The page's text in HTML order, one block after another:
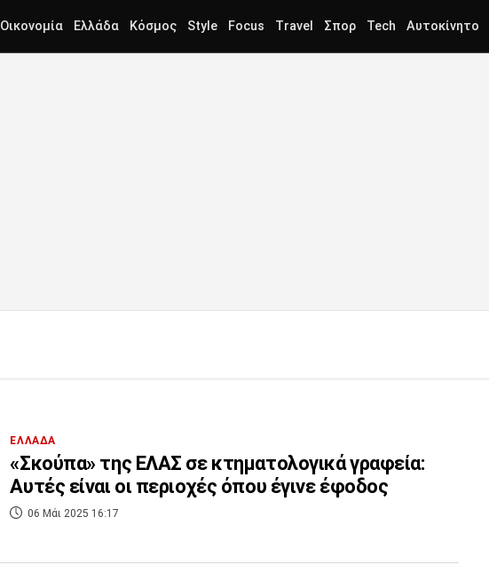
Οικονομία Ελλάδα Κόσμος Style Focus Travel Σπορ Tech Αυτοκίνητο
ΕΛΛΑΔΑ
«Σκούπα» της ΕΛΑΣ σε κτηματολογικά γραφεία:
Αυτές είναι οι περιοχές όπου έγινε έφοδος
06 Μάι 2025 16:17